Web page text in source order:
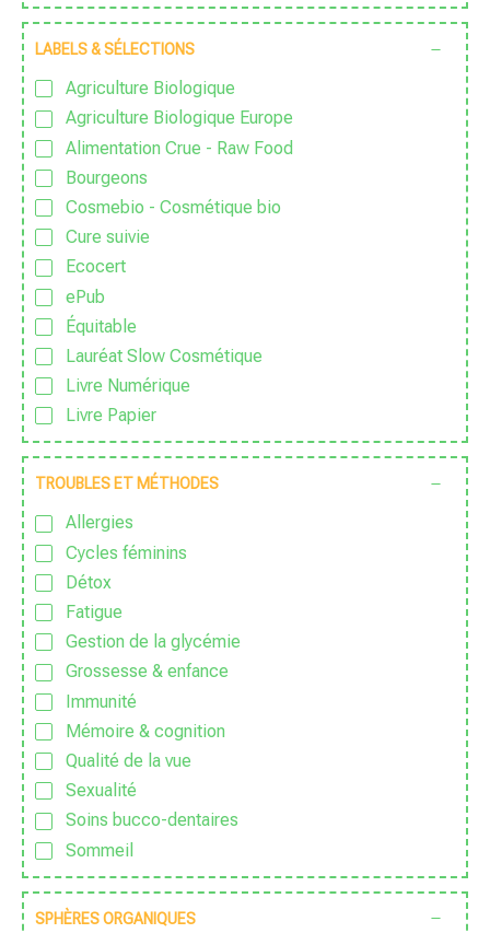
LABELS & SÉLECTIONS
Agriculture Biologique
Agriculture Biologique Europe
Alimentation Crue - Raw Food
Bourgeons
Cosmebio - Cosmétique bio
Cure suivie
Ecocert
ePub
Équitable
Lauréat Slow Cosmétique
Livre Numérique
Livre Papier
Made in France
Nature & Progrès
Sans Additif
Sans Alcool
Sans colorant
Sans Conservateur
Sans Excipient
Sans Gluten
Sans huile de palme
Sans huile essentielle
Sans lactose
Sans nanoparticules
Sans OGM
Sans parfum
Sans Pesticide
Sans sucre ajouté
TROUBLES ET MÉTHODES
Allergies
Cycles féminins
Détox
Fatigue
Gestion de la glycémie
Grossesse & enfance
Immunité
Mémoire & cognition
Qualité de la vue
Sexualité
Soins bucco-dentaires
Sommeil
Sport & Vitalité
Stress
SPHÈRES ORGANIQUES